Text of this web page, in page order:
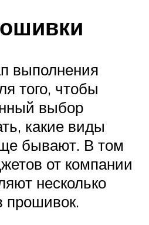
выполнения
того, чтобы
выбор
какие виды
бывают. В том
от компании
несколько
прошивок.